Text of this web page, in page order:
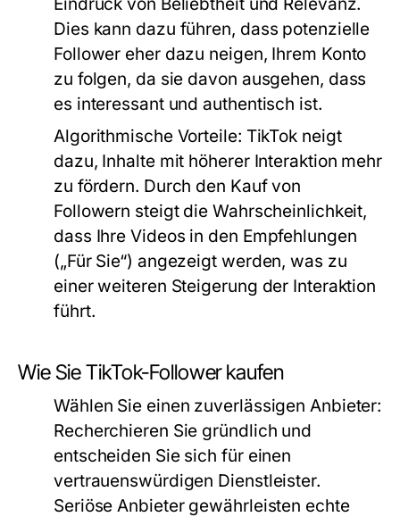
Dies kann dazu führen, dass potenzielle
Follower eher dazu neigen, Ihrem Konto
zu folgen, da sie davon ausgehen, dass
es interessant und authentisch ist.
Algorithmische Vorteile: TikTok neigt
dazu, Inhalte mit höherer Interaktion mehr
zu fördern. Durch den Kauf von
Followern steigt die Wahrscheinlichkeit,
dass Ihre Videos in den Empfehlungen
(„Für Sie“) angezeigt werden, was zu
einer weiteren Steigerung der Interaktion
führt.
Wie Sie TikTok-Follower kaufen
Wählen Sie einen zuverlässigen Anbieter:
Recherchieren Sie gründlich und
entscheiden Sie sich für einen
vertrauenswürdigen Dienstleister.
Seriöse Anbieter gewährleisten echte